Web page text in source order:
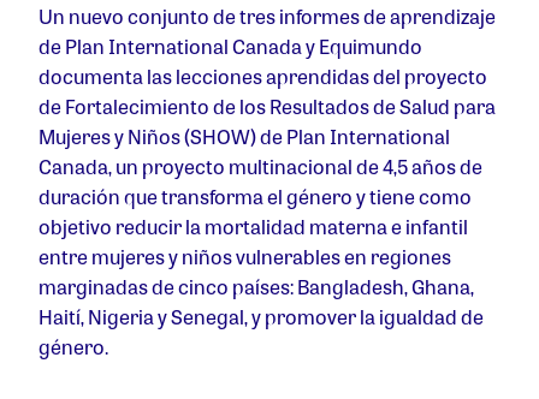
Un nuevo conjunto de tres informes de aprendizaje
de Plan International Canada y Equimundo
documenta las lecciones aprendidas del proyecto
de Fortalecimiento de los Resultados de Salud para
Mujeres y Niños (SHOW) de Plan International
Canada, un proyecto multinacional de 4,5 años de
duración que transforma el género y tiene como
objetivo reducir la mortalidad materna e infantil
entre mujeres y niños vulnerables en regiones
marginadas de cinco países: Bangladesh, Ghana,
Haití, Nigeria y Senegal, y promover la igualdad de
género.